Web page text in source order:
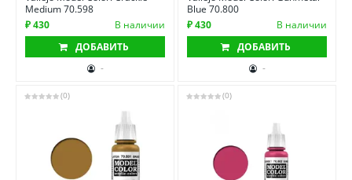
Medium 70.598
₽ 430
В наличии
ДОБАВИТЬ
-
Blue 70.800
₽ 430
В наличии
ДОБАВИТЬ
-
(0) (0)